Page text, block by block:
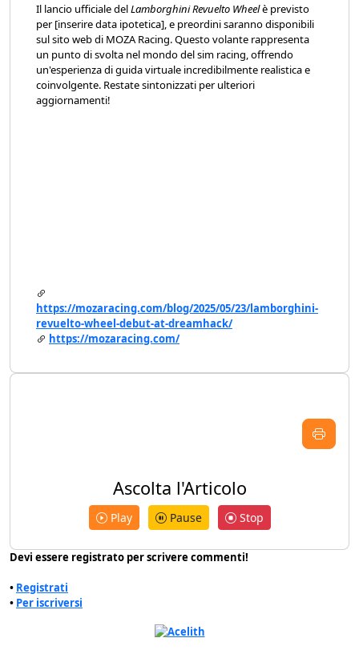
Il lancio ufficiale delLamborghini Revuelto Wheelè previsto
per [inserire data ipotetica], e preordini saranno disponibili
sul sito web di MOZA Racing. Questo volante rappresenta
un punto di svolta nel mondo del sim racing, offrendo
un'esperienza di guida virtuale incredibilmente realistica e
coinvolgente. Restate sintonizzati per ulteriori
aggiornamenti!
https://mozaracing.com/blog/2025/05/23/lamborghini-
revuelto-wheel-debut-at-dreamhack/
https://mozaracing.com/
Ascolta l'Articolo
Play Pause Stop
Devi essere registrato per scrivere commenti!
• Registrati
• Per iscriversi